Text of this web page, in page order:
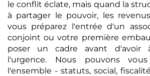
le conflit éclate, mais quand la
à partager le pouvoir, les
vous préparez l'entrée d'un
conjoint ou votre première
poser un cadre avant d'avoir
l'urgence. Nous pouvons
l'ensemble - statuts, social,